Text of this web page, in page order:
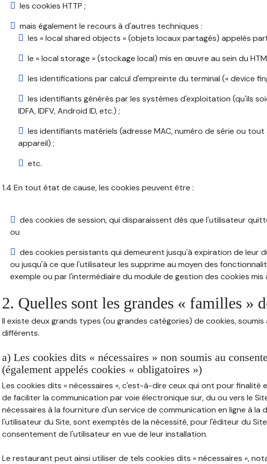
les cookies HTTP ;
mais également le recours à d'autres techniques :
les « local shared objects » (objets locaux partagés) appelés
le « local storage » (stockage local) mis en œuvre au sein du
les identifications par calcul d'empreinte du terminal (« device
les identifiants générés par les systèmes d'exploitation (qu'ils
IDFA, IDFV, Android ID, etc.) ;
les identifiants matériels (adresse MAC, numéro de série ou
appareil) ;
etc.
1.4 En tout état de cause, les cookies peuvent être :
des cookies de session, qui disparaissent dès que l'utilisateur
ou
des cookies persistants qui demeurent jusqu'à expiration de leur
ou jusqu'à ce que l'utilisateur les supprime au moyen des
exemple ou par l'intermédiaire du module de gestion des cookies mis
2. Quelles sont les grandes « familles »
Il existe deux grands types (ou grandes catégories) de cookies, soumis
différents.
a) Les cookies dits « nécessaires » non soumis au
(également appelés cookies « obligatoires »)
Les cookies dits « nécessaires », c'est-à-dire ceux qui ont pour finalité
de faciliter la communication par voie électronique sur, du ou vers le
nécessaires à la fourniture d'un service de communication en ligne à la
l'utilisateur du Site, sont exemptés de la nécessité, pour l'éditeur du
consentement de l'utilisateur en vue de leur installation.
Le restaurant peut ainsi utiliser de tels cookies dits « nécessaires »,